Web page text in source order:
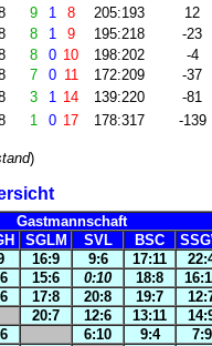
9 1 8 205:193 12
8 1 9 195:218 -23
8 0 10 198:202 -4
7 0 11 172:209 -37
3 1 14 139:220 -81
1 0 17 178:317 -139
)
Gastmannschaft
SGLM SVL BSC
16:9 9:6 17:11
15:6 0:10 18:8
17:8 20:8 19:7
20:7 12:6 13:11
6:10 9:4 7:9